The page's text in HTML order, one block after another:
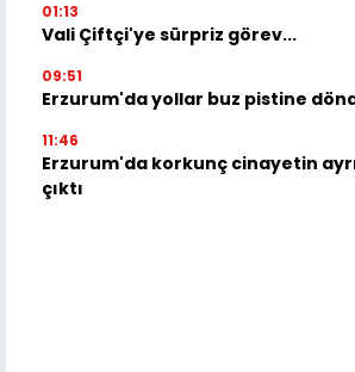
01:13
Vali Çiftçi'ye sürpriz görev...
09:51
Erzurum'da yollar buz pistine
11:46
Erzurum'da korkunç cinayetin
çıktı